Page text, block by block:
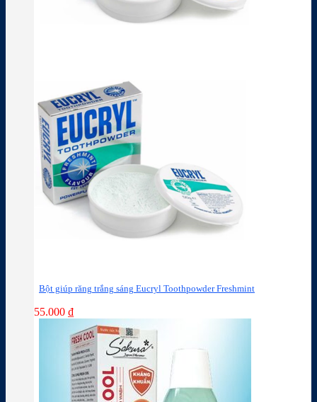
Bột giúp răng trắng sáng Eucryl Toothpowder Freshmint
55.000 ₫